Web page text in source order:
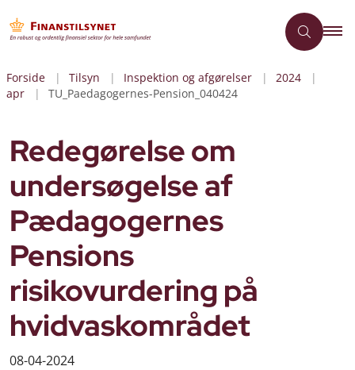
Forside Tilsyn Inspektion og afgørelser
2024
apr
TU_Paedagogernes-Pension_040424
Redegørelse om
undersøgelse af
Pædagogernes
Pensions
risikovurdering på
hvidvaskområdet
08-04-2024